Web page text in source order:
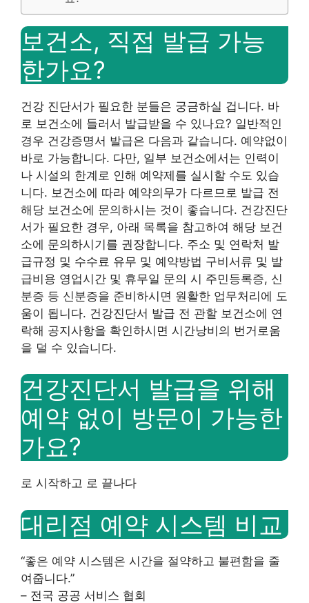
보건소, 직접 발급 가능
한가요?
건강 진단서가 필요한 분들은 궁금하실 겁니다. 바
로 보건소에 들러서 발급받을 수 있나요? 일반적인
경우 건강증명서 발급은 다음과 같습니다. 예약없이
바로 가능합니다. 다만, 일부 보건소에서는 인력이
나 시설의 한계로 인해 예약제를 실시할 수도 있습
니다. 보건소에 따라 예약의무가 다르므로 발급 전
해당 보건소에 문의하시는 것이 좋습니다. 건강진단
서가 필요한 경우, 아래 목록을 참고하여 해당 보건
소에 문의하시기를 권장합니다. 주소 및 연락처 발
급규정 및 수수료 유무 및 예약방법 구비서류 및 발
급비용 영업시간 및 휴무일 문의 시 주민등록증, 신
분증 등 신분증을 준비하시면 원활한 업무처리에 도
움이 됩니다. 건강진단서 발급 전 관할 보건소에 연
락해 공지사항을 확인하시면 시간낭비의 번거로움
을 덜 수 있습니다.
건강진단서 발급을 위해
예약 없이 방문이 가능한
가요?
로 시작하고 로 끝나다
대리점 예약 시스템 비교
“좋은 예약 시스템은 시간을 절약하고 불편함을 줄
여줍니다.”
– 전국 공공 서비스 협회